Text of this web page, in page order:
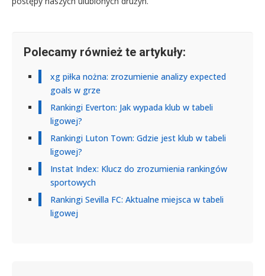
Polecamy również te artykuły:
xg piłka nożna: zrozumienie analizy expected
goals w grze
Rankingi Everton: Jak wypada klub w tabeli
ligowej?
Rankingi Luton Town: Gdzie jest klub w tabeli
ligowej?
Instat Index: Klucz do zrozumienia rankingów
sportowych
Rankingi Sevilla FC: Aktualne miejsca w tabeli
ligowej